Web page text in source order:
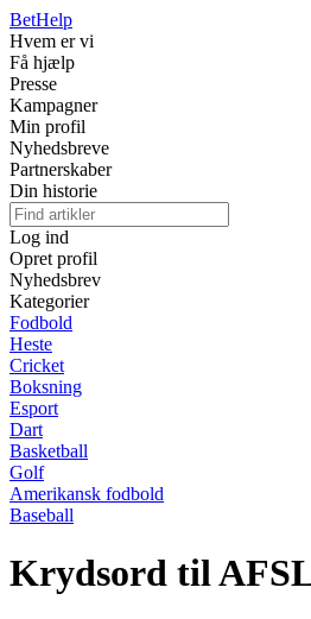
BetHelp
Hvem er vi
Få hjælp
Presse
Kampagner
Min profil
Nyhedsbreve
Partnerskaber
Din historie
Log ind
Opret profil
Nyhedsbrev
Kategorier
Fodbold
Heste
Cricket
Boksning
Esport
Dart
Basketball
Golf
Amerikansk fodbold
Baseball
Krydsord til